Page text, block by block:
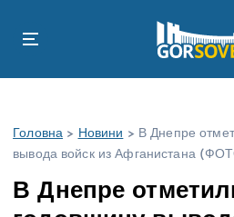
Головна > Новини > В Днепре
вывода войск из Афганистана
В Днепре